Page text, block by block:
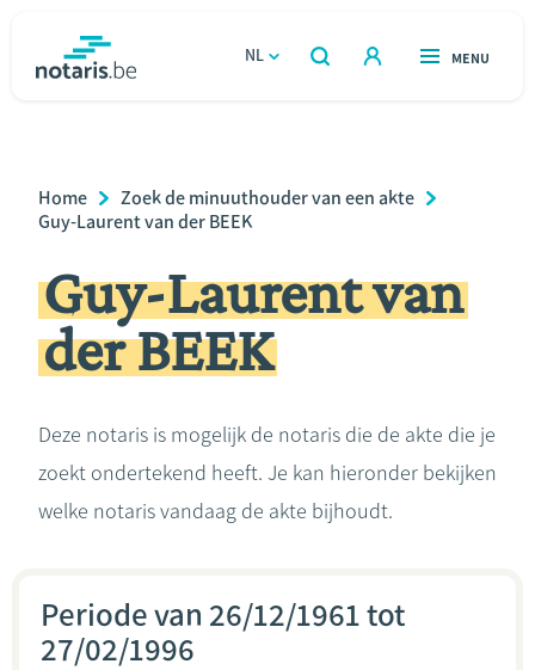
gaan
NL
OPEN
ZOEKEN
OPEN
MENU
Relatie & samenleven
Erven & schenken
Ondernemen
Rekenmodules
Breadcrumb
Home
Zoek de minuuthouder van een akte
Guy-Laurent van der BEEK
Guy-Laurent van
der BEEK
Deze notaris is mogelijk de notaris die de akte die je
zoekt ondertekend heeft. Je kan hieronder bekijken
welke notaris vandaag de akte bijhoudt.
Periode van 26/12/1961 tot
27/02/1996